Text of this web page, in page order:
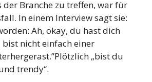
der Branche zu treffen, war für
In einem Interview sagt sie:
Ah, okay, du hast dich
nicht einfach einer
„bist du
trendy“.